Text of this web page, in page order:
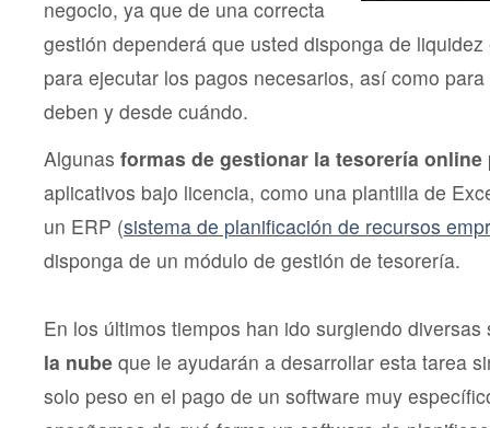
negocio, ya que de una correcta
gestión dependerá que usted disponga de
para ejecutar los pagos necesarios, así como
deben y desde cuándo.
Algunas formas de gestionar la tesorería online
aplicativos bajo licencia, como una plantilla de
un ERP (sistema de planificación de recursos
disponga de un módulo de gestión de tesorería.
En los últimos tiempos han ido surgiendo
la nube que le ayudarán a desarrollar esta tarea
solo peso en el pago de un software muy